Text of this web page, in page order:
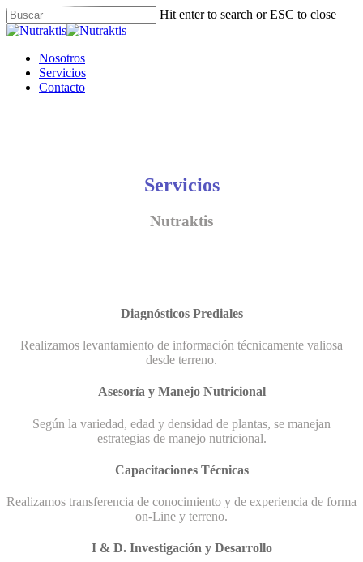
Skip
to
content
Hit enter to search or ESC to close
Close
Menu
Nosotros
Servicios
Contacto
Servicios
Nutraktis
Diagnósticos Prediales
Realizamos levantamiento de información técnicamente valiosa
desde terreno.
Asesoría y Manejo Nutricional
Según la variedad, edad y densidad de plantas, se manejan
estrategias de manejo nutricional.
Capacitaciones Técnicas
Realizamos transferencia de conocimiento y de experiencia de forma
on-Line y terreno.
I & D. Investigación y Desarrollo